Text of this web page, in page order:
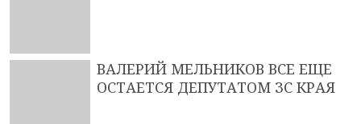
ВАЛЕРИЙ МЕЛЬНИКОВ ВСЕ ЕЩЕ
ОСТАЕТСЯ ДЕПУТАТОМ ЗС КРАЯ